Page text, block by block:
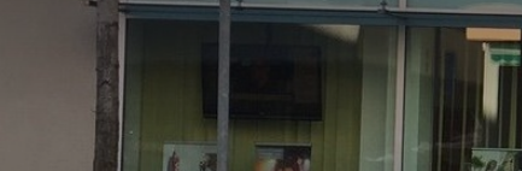
Projekte und Organisationen finden
DE IT